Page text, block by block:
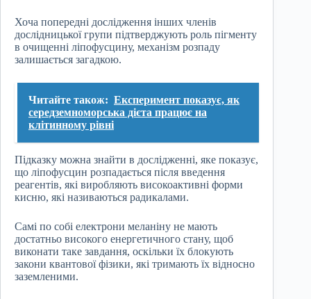
Хоча попередні дослідження інших членів
дослідницької групи підтверджують роль пігменту
в очищенні ліпофусцину, механізм розпаду
залишається загадкою.
Читайте також: Експеримент показує, як
середземноморська дієта працює на
клітинному рівні
Підказку можна знайти в дослідженні, яке показує,
що ліпофусцин розпадається після введення
реагентів, які виробляють високоактивні форми
кисню, які називаються радикалами.
Самі по собі електрони меланіну не мають
достатньо високого енергетичного стану, щоб
виконати таке завдання, оскільки їх блокують
закони квантової фізики, які тримають їх відносно
заземленими.